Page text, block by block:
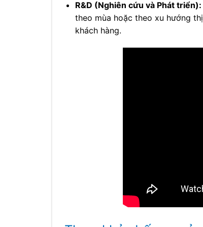
R&D (Nghiên cứu và Phát triển):
theo mùa hoặc theo xu hướng
khách hàng.